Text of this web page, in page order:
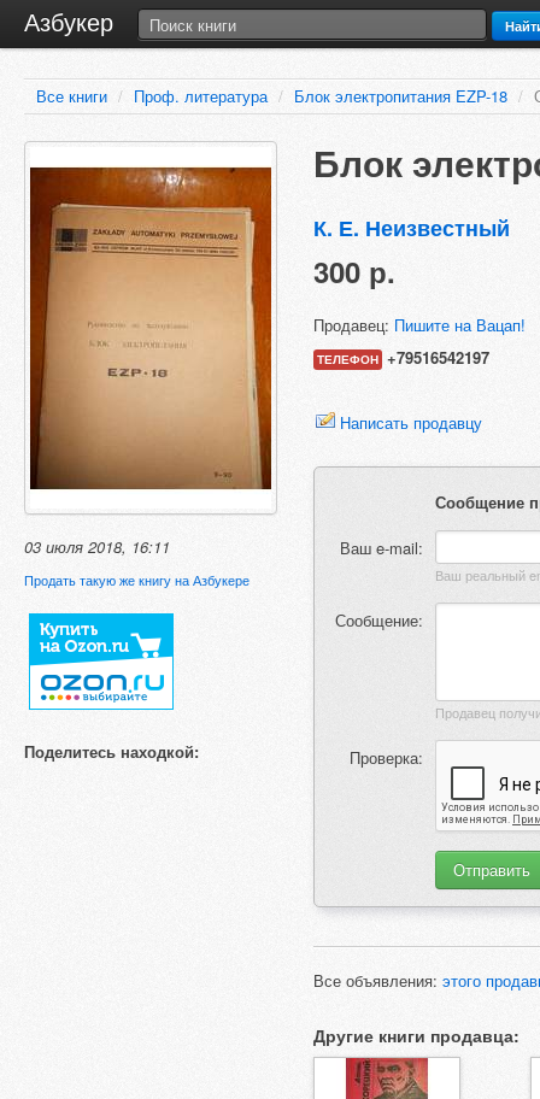
Азбукер
Все книги / Проф. литература / Блок электропитания EZP-18 /
03 июля 2018, 16:11
Продать такую же книгу на Азбукере
Поделитесь находкой:
Блок
К. Е. Неизвестный
300 р.
Продавец: Пишите на Вацап!
ТЕЛЕФОН +79516542197
Написать продавцу
Сообщение
Ваш e-mail:
Сообщение:
Проверка:
Все объявления: этого
Другие книги продавца: